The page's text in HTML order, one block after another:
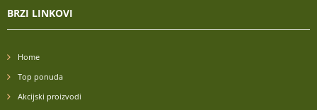
BRZI LINKOVI
Home
Top ponuda
Akcijski proizvodi